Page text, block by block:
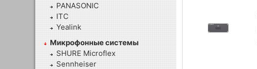
PANASONIC
ITC
Yealink
Микрофонные системы
SHURE Microflex
Sennheiser